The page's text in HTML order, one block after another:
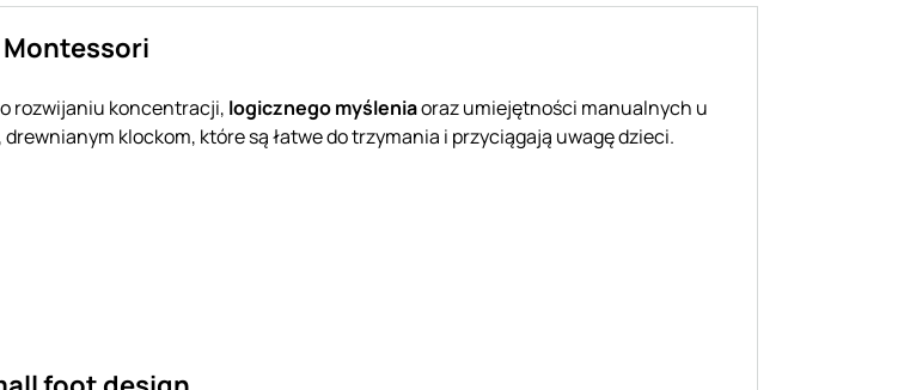
rozwijaniu koncentracji, logicznego myśleniaoraz umiejętności manualnych u
klockom, które są łatwe do trzymania i przyciągają uwagę dzieci.